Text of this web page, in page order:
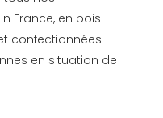
in France, en bois
confectionnées
en situation de